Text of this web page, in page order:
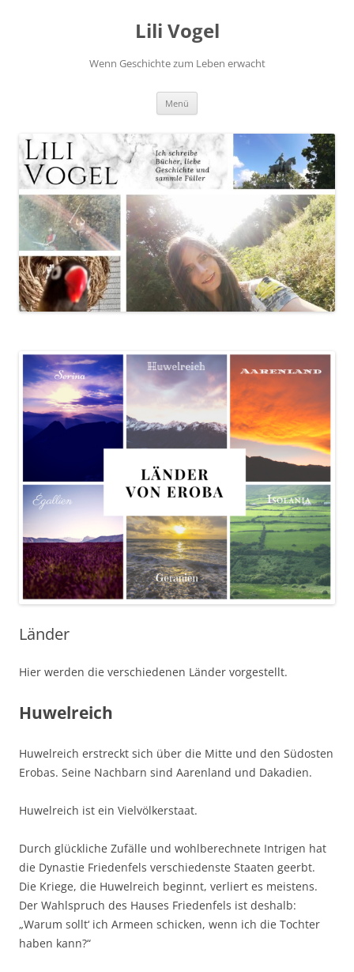
Lili Vogel
Wenn Geschichte zum Leben erwacht
Menü
Länder
Hier werden die verschiedenen Länder vorgestellt.
Huwelreich
Huwelreich erstreckt sich über die Mitte und den Südosten
Erobas. Seine Nachbarn sind Aarenland und Dakadien.
Huwelreich ist ein Vielvölkerstaat.
Durch glückliche Zufälle und wohlberechnete Intrigen hat
die Dynastie Friedenfels verschiedenste Staaten geerbt.
Die Kriege, die Huwelreich beginnt, verliert es meistens.
Der Wahlspruch des Hauses Friedenfels ist deshalb:
„Warum sollt‘ ich Armeen schicken, wenn ich die Tochter
haben kann?“